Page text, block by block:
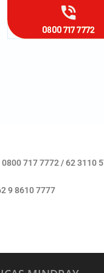
717 7772 / 62 3110
9 8610 7777